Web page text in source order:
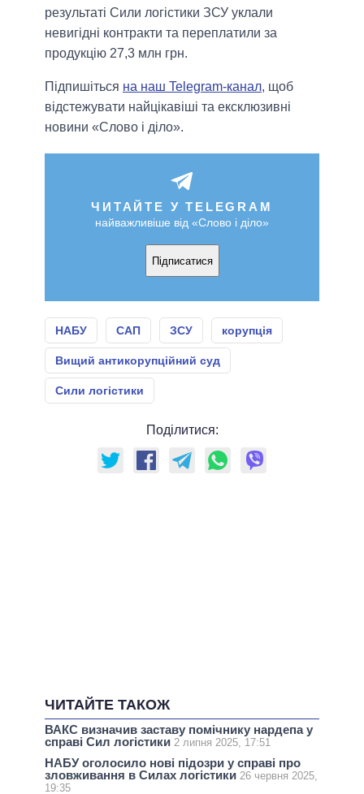
результаті Сили логістики ЗСУ уклали
невигідні контракти та переплатили за
продукцію 27,3 млн грн.
Підпишіться на наш Telegram-канал, щоб
відстежувати найцікавіші та ексклюзивні
новини «Слово і діло».
ЧИТАЙТЕ У TELEGRAM
найважливіше від «Слово і діло»
Підписатися
НАБУ САП ЗСУ корупція
Вищий антикорупційний суд
Сили логістики
Поділитися:
ЧИТАЙТЕ ТАКОЖ
ВАКС визначив заставу помічнику нардепа у
справі Сил логістики 2 липня 2025, 17:51
НАБУ оголосило нові підозри у справі про
зловживання в Силах логістики 26 червня 2025,
19:35